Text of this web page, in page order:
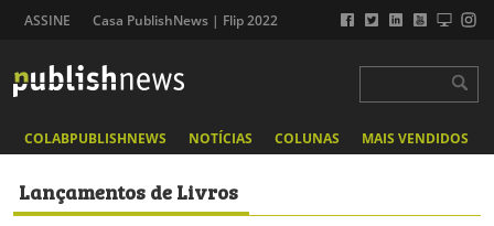
ASSINE Casa PublishNews | Flip 2022
COLABPUBLISHNEWS NOTÍCIAS COLUNAS MAIS VENDIDOS
Lançamentos de Livros